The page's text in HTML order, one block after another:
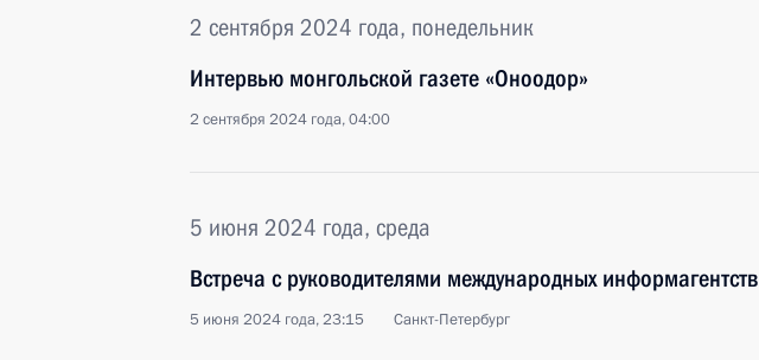
2 сентября 2024 года, понедельник
Интервью монгольской газете «Оноодор»
2 сентября 2024 года, 04:00
5 июня 2024 года, среда
Встреча с руководителями международных информагентств
5 июня 2024 года, 23:15 Санкт-Петербург